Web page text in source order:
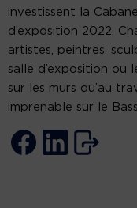
investissent la
d’exposition 2022.
artistes, peintres,
salle d’exposition ou
sur les murs qu’au
imprenable sur le